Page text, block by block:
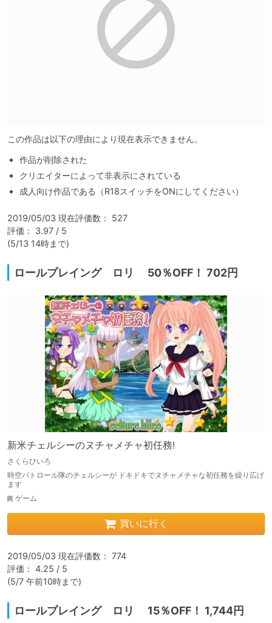
この作品は以下の理由により現在表示できません。
作品が削除された
クリエイターによって非表示にされている
成人向け作品である（R18スイッチをONにしてください）
2019/05/03 現在評価数： 527
評価： 3.97 / 5
(5/13 14時まで)
ロールプレイング ロリ 50％OFF！ 702円
新米チェルシーのヌチャメチャ初任務!
さくらひいろ
時空パトロール隊のチェルシーが ドキドキでヌチャメチャな初任務を繰り広げ
ます
ゲーム
買いに行く
2019/05/03 現在評価数： 774
評価： 4.25 / 5
(5/7 午前10時まで)
ロールプレイング ロリ 15％OFF！ 1,744円